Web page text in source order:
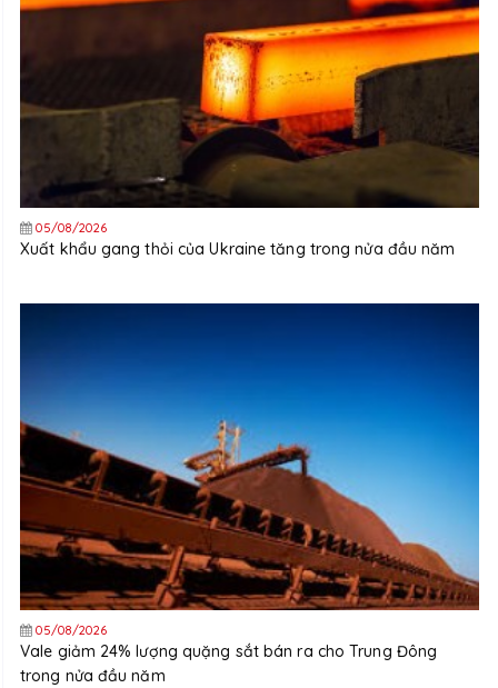
05/08/2026
Xuất khẩu gang thỏi của Ukraine tăng trong nửa đầu năm
05/08/2026
Vale giảm 24% lượng quặng sắt bán ra cho Trung Đông
trong nửa đầu năm